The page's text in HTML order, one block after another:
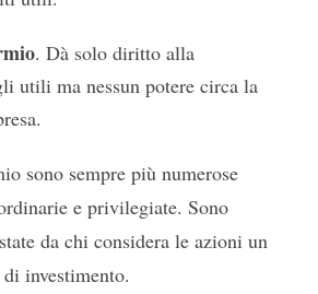
. Dà solo diritto alla
utili ma nessun potere circa la
sono sempre più numerose
e privilegiate. Sono
da chi considera le azioni un
investimento.